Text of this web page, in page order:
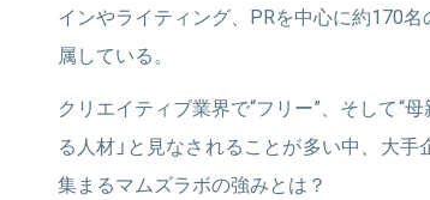
関連情報をみる
インやライティング、PRを中心に約170
属している。
クリエイティブ業界で“フリー”、そして“
る人材」と見なされることが多い中、大
集まるマムズラボの強みとは？